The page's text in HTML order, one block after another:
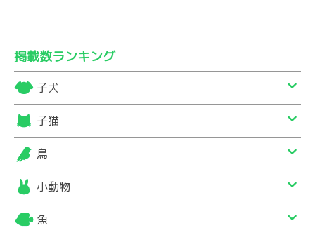
掲載数ランキング
子犬
子猫
鳥
小動物
魚